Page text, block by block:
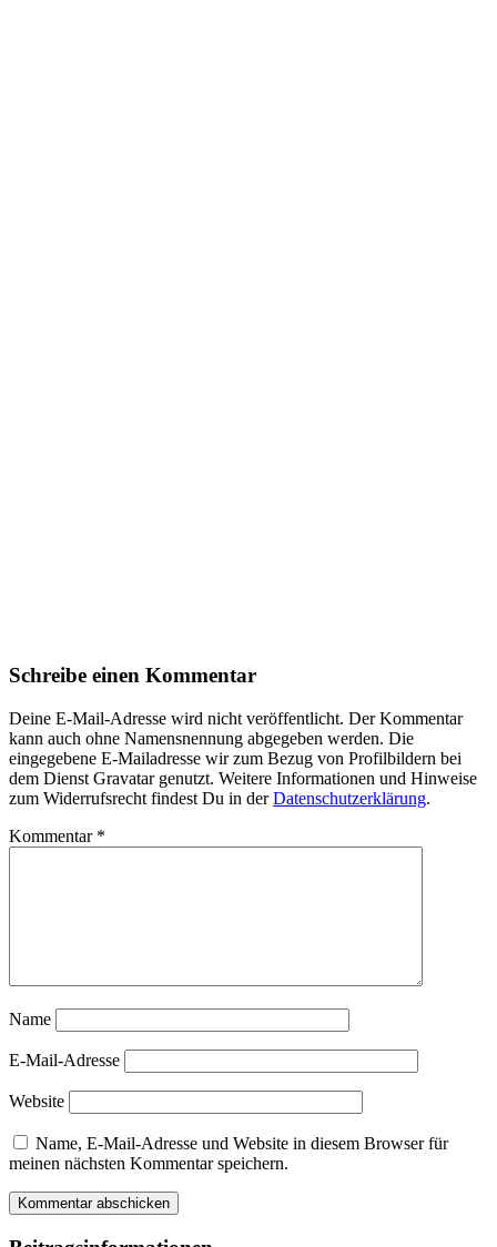
Schreibe einen Kommentar
Deine E-Mail-Adresse wird nicht veröffentlicht. Der Kommentar
kann auch ohne Namensnennung abgegeben werden. Die
eingegebene E-Mailadresse wir zum Bezug von Profilbildern bei
dem Dienst Gravatar genutzt. Weitere Informationen und Hinweise
zum Widerrufsrecht findest Du in derDatenschutzerklärung.
Kommentar *
Name
E-Mail-Adresse
Website
Name, E-Mail-Adresse und Website in diesem Browser für
meinen nächsten Kommentar speichern.